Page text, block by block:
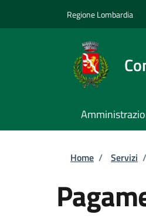
Regione Lombardia
Home / Servizi /